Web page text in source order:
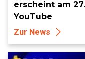
erscheint am
YouTube
Zur News